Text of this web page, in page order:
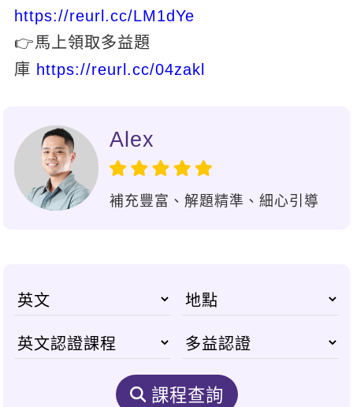
https://reurl.cc/LM1dYe
👉馬上領取多益題
庫 https://reurl.cc/04zakl
Alex
補充豐富、解題精準、細心引導
課程查詢